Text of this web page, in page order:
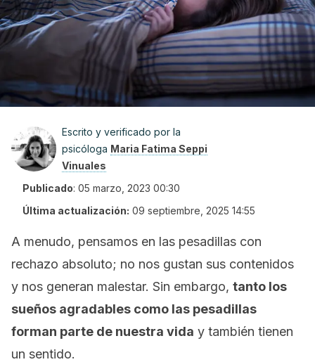
Escrito y verificado por la
psicóloga Maria Fatima Seppi
Vinuales
Publicado: 05 marzo, 2023 00:30
Última actualización: 09 septiembre, 2025 14:55
A menudo, pensamos en las pesadillas con
rechazo absoluto; no nos gustan sus contenidos
y nos generan malestar. Sin embargo, tanto los
sueños agradables como las pesadillas
forman parte de nuestra vida y también tienen
un sentido.